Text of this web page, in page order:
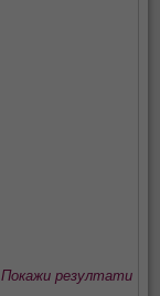
Покажи резултати